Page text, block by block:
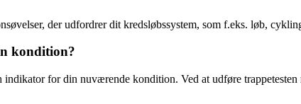
der udfordrer dit kredsløbssystem, som f.eks. løb,
kondition?
indikator for din nuværende kondition. Ved at udføre